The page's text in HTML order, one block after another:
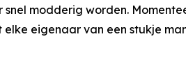
modderig worden.
eigenaar van een stukje